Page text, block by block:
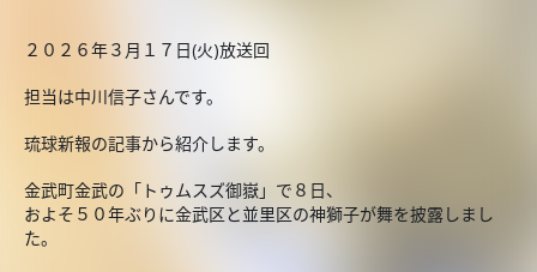
２０２６年３月１７日(火)放送回
担当は中川信子さんです。
琉球新報の記事から紹介します。
金武町金武の「トゥムスズ御嶽」で８日、
およそ５０年ぶりに金武区と並里区の神獅子が舞を披露しまし
た。